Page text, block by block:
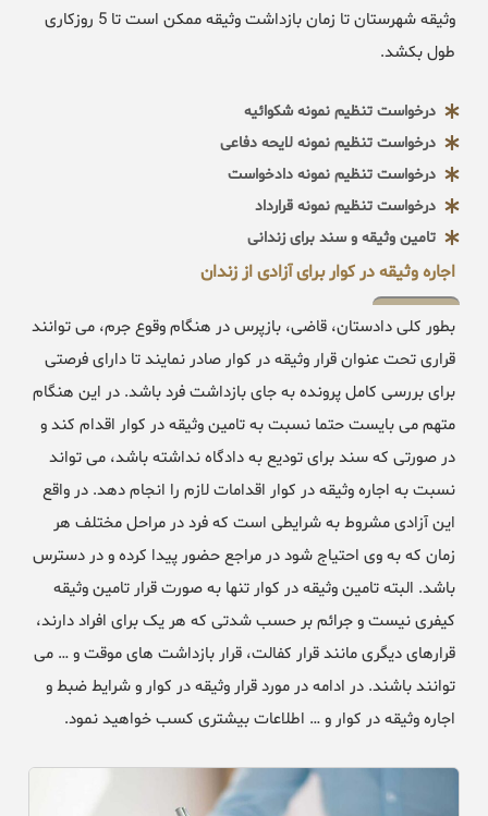
وثیقه شهرستان تا زمان بازداشت وثیقه ممکن است تا 5 روزکاری
طول بکشد.
درخواست تنظیم نمونه شکوائیه
درخواست تنظیم نمونه لایحه دفاعی
درخواست تنظیم نمونه دادخواست
درخواست تنظیم نمونه قرارداد
تامین وثیقه و سند برای زندانی
اجاره وثیقه در کوار برای آزادی از زندان
بطور کلی دادستان، قاضی، بازپرس در هنگام وقوع جرم، می توانند
قراری تحت عنوان قرار وثیقه در کوار صادر نمایند تا دارای فرصتی
برای بررسی کامل پرونده به جای بازداشت فرد باشد. در این هنگام
متهم می بایست حتما نسبت به تامین وثیقه در کوار اقدام کند و
در صورتی که سند برای تودیع به دادگاه نداشته باشد، می تواند
نسبت به اجاره وثیقه در کوار اقدامات لازم را انجام دهد. در واقع
این آزادی مشروط به شرایطی است که فرد در مراحل مختلف هر
زمان که به وی احتیاج شود در مراجع حضور پیدا کرده و در دسترس
باشد. البته تامین وثیقه در کوار تنها به صورت قرار تامین وثیقه
کیفری نیست و جرائم بر حسب شدتی که هر یک برای افراد دارند،
قرارهای دیگری مانند قرار کفالت، قرار بازداشت های موقت و … می
توانند باشند. در ادامه در مورد قرار وثیقه در کوار و شرایط ضبط و
اجاره وثیقه در کوار و … اطلاعات بیشتری کسب خواهید نمود.